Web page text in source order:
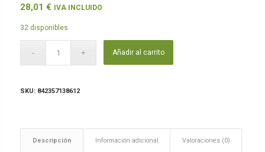
28,01 € IVA INCLUIDO
32 disponibles
Añadir al carrito
SKU: 842357138612
Descripción Información adicional Valoraciones (0)